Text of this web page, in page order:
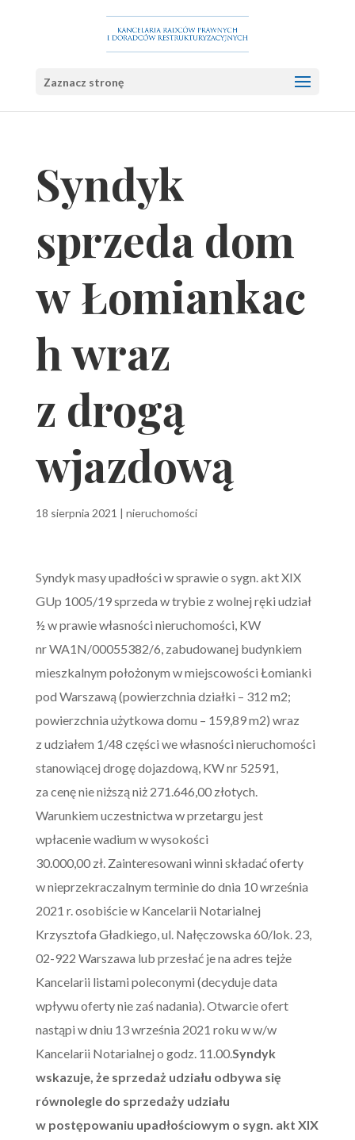
Zaznacz stronę
Syndyk
sprzeda dom
w Łomiankac
h wraz
z drogą
wjazdową
18 sierpnia 2021 | nieruchomości
Syndyk masy upadłości w sprawie o sygn. akt XIX
GUp 1005/19 sprzeda w trybie z wolnej ręki udział
½ w prawie własności nieruchomości, KW
nr WA1N/00055382/6, zabudowanej budynkiem
mieszkalnym położonym w miejscowości Łomianki
pod Warszawą (powierzchnia działki – 312 m2;
powierzchnia użytkowa domu – 159,89 m2) wraz
z udziałem 1/48 części we własności nieruchomości
stanowiącej drogę dojazdową, KW nr 52591,
za cenę nie niższą niż 271.646,00 złotych.
Warunkiem uczestnictwa w przetargu jest
wpłacenie wadium w wysokości
30.000,00 zł. Zainteresowani winni składać oferty
w nieprzekraczalnym terminie do dnia 10 września
2021 r. osobiście w Kancelarii Notarialnej
Krzysztofa Gładkiego, ul. Nałęczowska 60/lok. 23,
02-922 Warszawa lub przesłać je na adres tejże
Kancelarii listami poleconymi (decyduje data
wpływu oferty nie zaś nadania). Otwarcie ofert
nastąpi w dniu 13 września 2021 roku w w/w
Kancelarii Notarialnej o godz. 11.00.Syndyk
wskazuje, że sprzedaż udziału odbywa się
równolegle do sprzedaży udziału
w postępowaniu upadłościowym o sygn. akt XIX